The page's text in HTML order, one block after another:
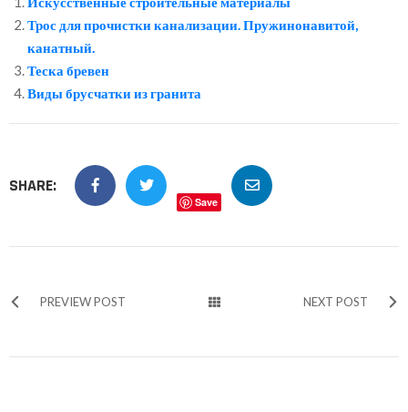
Трос для прочистки канализации. Пружинонавитой,
канатный.
Теска бревен
Виды брусчатки из гранита
SHARE:
Save
PREVIEW POST NEXT POST